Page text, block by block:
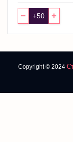
− +
Copyright © 2024